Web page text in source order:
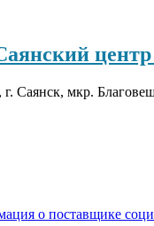
центр
г. Саянск, мкр.
о поставщике